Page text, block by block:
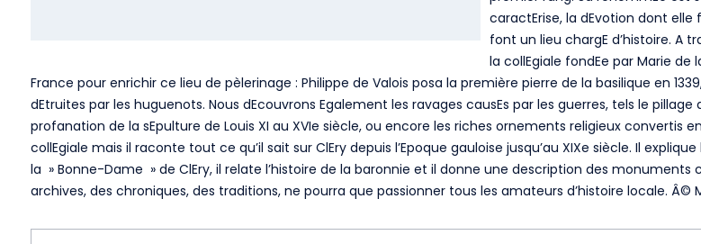
caractErise, la dEvotion dont
font un lieu chargE d’histoire. A
la collEgiale fondEe par Marie de
France pour enrichir ce lieu de pèlerinage : Philippe de Valois posa la première pierre de la basilique en
dEtruites par les huguenots. Nous dEcouvrons Egalement les ravages causEs par les guerres, tels le
profanation de la sEpulture de Louis XI au XVIe siècle, ou encore les riches ornements religieux convertis
collEgiale mais il raconte tout ce qu’il sait sur ClEry depuis l’Epoque gauloise jusqu’au XIXe siècle. Il
la » Bonne-Dame » de ClEry, il relate l’histoire de la baronnie et il donne une description des monuments
archives, des chroniques, des traditions, ne pourra que passionner tous les amateurs d’histoire locale. Â©